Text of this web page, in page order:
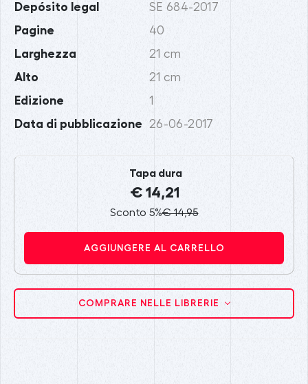
Depósito legal SE 684-2017
Pagine 40
Larghezza 21 cm
Alto 21 cm
Edizione 1
Data di pubblicazione 26-06-2017
Tapa dura
€ 14,21
Sconto 5%€ 14,95
AGGIUNGERE AL CARRELLO
COMPRARE NELLE LIBRERIE